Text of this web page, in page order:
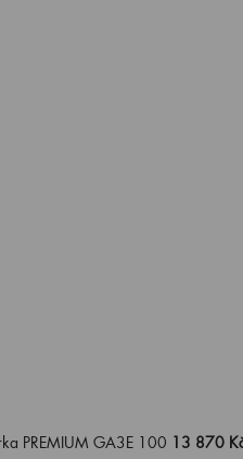
PREMIUM GA3E 100 13 870